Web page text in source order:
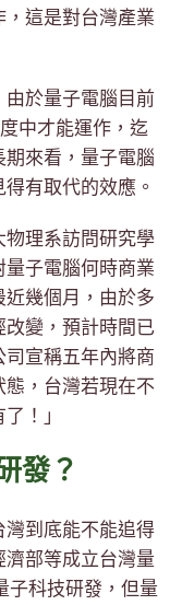
這是對台灣產業
於量子電腦目前
中才能運作，迄
來看，量子電腦
有取代的效應。
理系訪問研究學
子電腦何時商業
幾個月，由於多
變，預計時間已
宣稱五年內將商
，台灣若現在不
！」
發？
灣到底能不能追得
濟部等成立台灣量
子科技研發，但量